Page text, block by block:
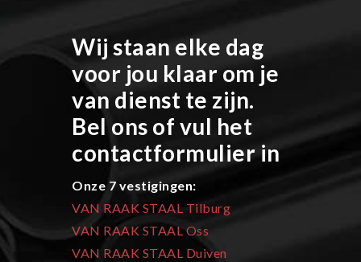
Wij staan elke dag
voor jou klaar om je
van dienst te zijn.
Bel ons of vul het
contactformulier in
Onze 7 vestigingen:
VAN RAAK STAAL Tilburg
VAN RAAK STAAL Oss
VAN RAAK STAAL Duiven